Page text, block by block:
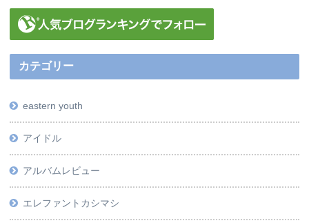
カテゴリー
eastern youth
アイドル
アルバムレビュー
エレファントカシマシ